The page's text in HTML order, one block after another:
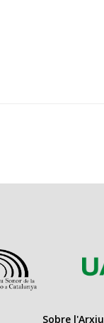
Sobre l'Arxiu